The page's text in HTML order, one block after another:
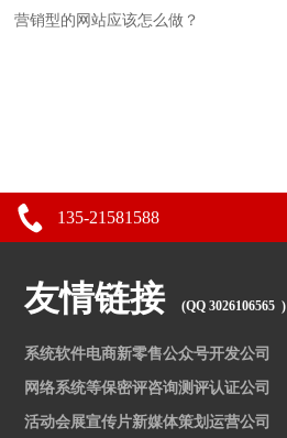
营销型的网站应该怎么做？
135-21581588
友情链接(QQ 3026106565 )
系统软件电商新零售公众号开发公司
网络系统等保密评咨询测评认证公司
活动会展宣传片新媒体策划运营公司